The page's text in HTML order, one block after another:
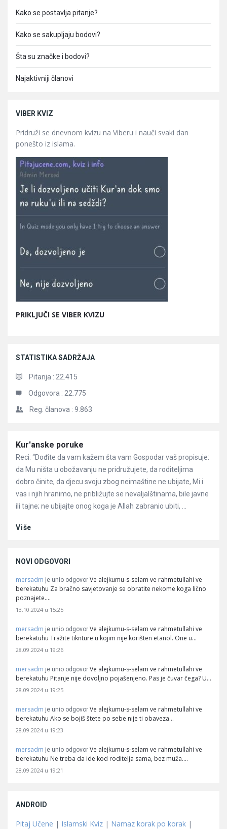
Kako se postavlja pitanje?
Kako se sakupljaju bodovi?
Šta su značke i bodovi?
Najaktivniji članovi
VIBER KVIZ
Pridruži se dnevnom kvizu na Viberu i nauči svaki dan
ponešto iz islama.
PRIKLJUČI SE VIBER KVIZU
STATISTIKA SADRŽAJA
Pitanja : 22.415
Odgovora : 22.775
Reg. članova : 9.863
Članci
Kur'anske poruke
Reci: “Dođite da vam kažem šta vam Gospodar vaš propisuje:
da Mu ništa u obožavanju ne pridružujete, da roditeljima
dobro činite, da djecu svoju zbog neimaštine ne ubijate, Mi i
vas i njih hranimo, ne približujte se nevaljalštinama, bile javne
ili tajne; ne ubijajte onog koga je Allah zabranio ubiti, ...
Više
NOVI ODGOVORI
mersadm je unio odgovor Ve alejkumu-s-selam ve rahmetullahi ve
berekatuhu Za bračno savjetovanje se obratite nekome koga lično
poznajete.…
13.10.2024 u 15:25
mersadm je unio odgovor Ve alejkumu-s-selam ve rahmetullahi ve
berekatuhu Tražite tiknture u kojim nije korišten etanol. One u…
28.09.2024 u 19:26
mersadm je unio odgovor Ve alejkumu-s-selam ve rahmetullahi ve
berekatuhu Pitanje nije dovoljno pojašenjeno. Pas je čuvar čega? U…
28.09.2024 u 19:25
mersadm je unio odgovor Ve alejkumu-s-selam ve rahmetullahi ve
berekatuhu Ako se bojiš štete po sebe nije ti obaveza…
28.09.2024 u 19:23
mersadm je unio odgovor Ve alejkumu-s-selam ve rahmetullahi ve
berekatuhu Ne treba da ide kod roditelja sama, bez muža.…
28.09.2024 u 19:21
ANDROID
Pitaj Učene | Islamski Kviz | Namaz korak po korak |